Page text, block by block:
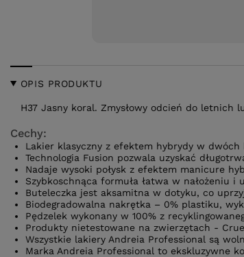
OPIS PRODUKTU
H37 Jasny koral. Zmysłowy odcień do letnich
Cechy:
Lakier klasyczny z efektem hybrydy w
Technologia Fusion pozwala uzyskać
Nadaje wysoki połysk z efektem manicure
Szybkoschnąca formuła łatwa w nałożeniu i
Buteleczka jest aksamitna w dotyku, co
Biodegradowalna nakrętka – 0% plastiku,
Pędzelek wykonany w 100% z
Produkty nietestowane na zwierzętach -
Wszystkie lakiery Andreia Professional są
Marka Andreia Professional to ekskluzywne